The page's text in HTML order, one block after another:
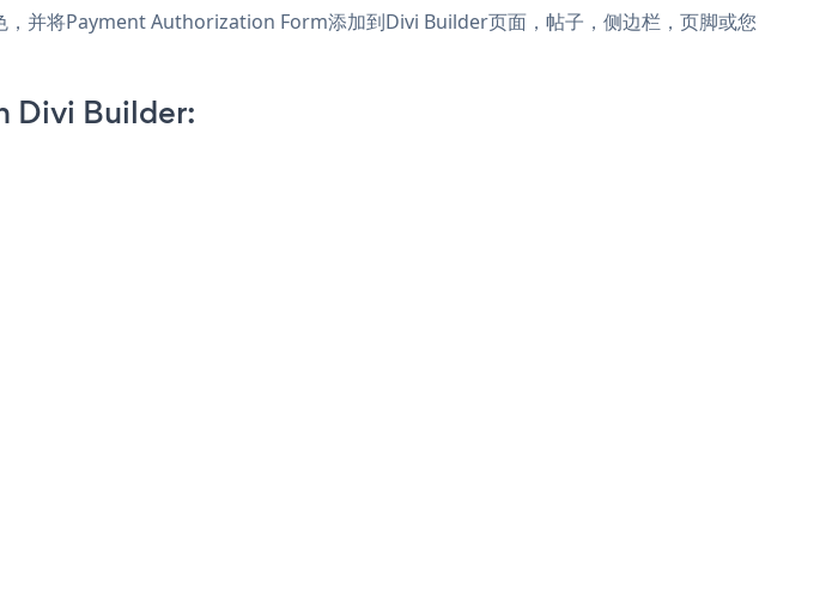
并将Payment Authorization Form添加到Divi Builder页面，帖子，侧边栏，页脚或您
Divi Builder: